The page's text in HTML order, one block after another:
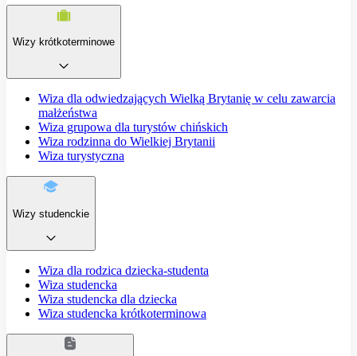
Wizy krótkoterminowe
Wiza dla odwiedzających Wielką Brytanię w celu zawarcia
małżeństwa
Wiza grupowa dla turystów chińskich
Wiza rodzinna do Wielkiej Brytanii
Wiza turystyczna
Wizy studenckie
Wiza dla rodzica dziecka-studenta
Wiza studencka
Wiza studencka dla dziecka
Wiza studencka krótkoterminowa